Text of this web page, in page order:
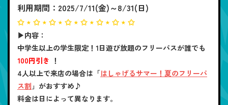
利用期間：2025/7/11(金)～8/31(日)
✩ ⋆ ✩ ⋆ ✩ ⋆ ✩ ⋆ ✩ ⋆ ✩ ⋆ ✩ ⋆ ✩
▶内容：
中学生以上の学生限定！1日遊び放題のフリーパスが誰でも
100円引き ！
4人以上で来店の場合は「はしゃげるサマー！夏のフリーパ
ス割 」がおすすめ♪
料金は日によって異なります。